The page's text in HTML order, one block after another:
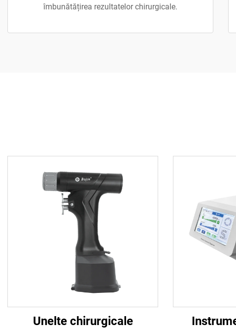
îmbunătățirea rezultatelor chirurgicale.
Unelte chirurgicale